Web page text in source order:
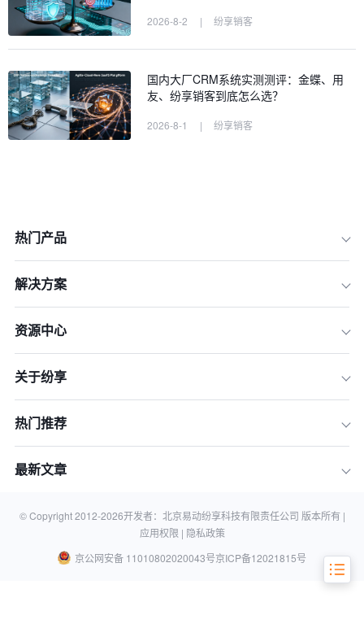
失率的核心武器？
老客户
四、常见问题（FAQ）
2026-8-2 | 纷享销客
国内大厂CRM系统实测测评：金蝶、用
友、纷享销客到底怎么选？
2026-8-1 | 纷享销客
热门产品
解决方案
资源中心
关于纷享
热门推荐
最新文章
© Copyright 2012-2026开发者：北京易动纷享科技有限责任公司 版本所有 |
应用权限 | 隐私政策
京公网安备 11010802020043号京ICP备12021815号